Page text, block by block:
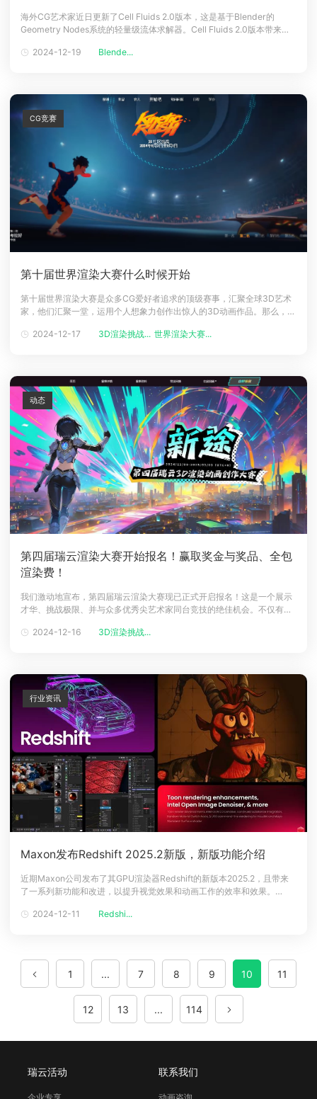
海外CG艺术家近日更新了Cell Fluids 2.0版本，这是基于Blender的
Geometry Nodes系统的轻量级流体求解器。Cell Fluids 2.0版本带来了
途的选择。&copy; blendermarket.comCell Fluids 2.0新功能
2024-12-19 Blende...
第十届世界渲染大赛什么时候开始
第十届世界渲染大赛是众多CG爱好者追求的顶级赛事，汇聚全球3D艺术
家，他们汇聚一堂，运用个人想象力创作出惊人的3D动画作品。那么，第
大赛开始时间预计时间：2025年2月份（以官方公布为准）赛事官网：其
2024-12-17 3D渲染挑战... 世界渲染大赛...
CG竞赛
第四届瑞云渲染大赛开始报名！赢取奖金与奖品、全包
渲染费！
我们激动地宣布，第四届瑞云渲染大赛现已正式开启报名！这是一个展示
才华、挑战极限、并与众多优秀尖艺术家同台竞技的绝佳机会。不仅有丰
来看看具体的报名流程吧！面向人群：所有CG爱好者赛事官网：第四届瑞
2024-12-16 3D渲染挑战...
动态
Maxon发布Redshift 2025.2新版，新版功能介绍
近期Maxon公司发布了其GPU渲染器Redshift的新版本2025.2，且带来
了一系列新功能和改进，以提升视觉效果和动画工作的效率和效果。
Redshift 2025.2版本引入了两个新节点：随机颜色切换(Random Color
2024-12-11 Redshi...
行业资讯
1 ... 7 8 9 10 11
12 13 ... 114
瑞云活动 联系我们